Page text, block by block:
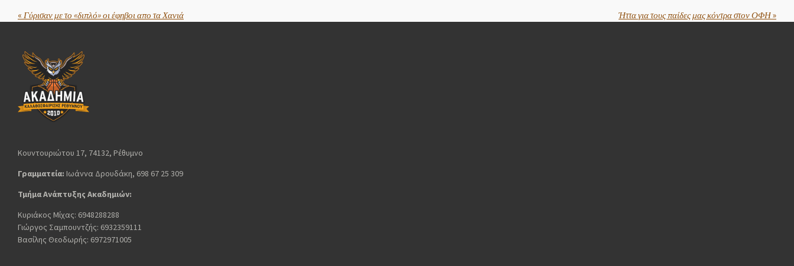
« Γύρισαν με το «διπλό» οι έφηβοι απο τα Χανιά Ήττα για τους παίδες μας κόντρα στον ΟΦΗ»
Κουντουριώτου 17, 74132, Ρέθυμνο
Γραμματεία: Ιωάννα Δρουδάκη, 698 67 25 309
Τμήμα Ανάπτυξης Ακαδημιών:
Κυριάκος Μίχας: 6948288288
Γιώργος Σαμπουντζής: 6932359111
Βασίλης Θεοδωρής: 6972971005